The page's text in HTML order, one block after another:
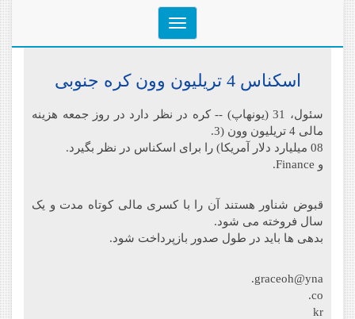
Toggle
navigation
اسکناس 4 تریلیون وون کره جنوبی
سئول، 31 (یونهاپ) -- کره در نظر دارد در روز جمعه هزینه
مالی 4 تریلیون وون (3.
08 میلیارد دلار آمریکا) را برای اسکناس در نظر بگیرد.
و Finance.
قبوض شناور هستند آن را با کسری مالی کوتاه مدت و یک
سال فروخته می شود.
بدهی ها باید در طول صدور بازپرداخت شود.
graceoh@yna.
co.
kr